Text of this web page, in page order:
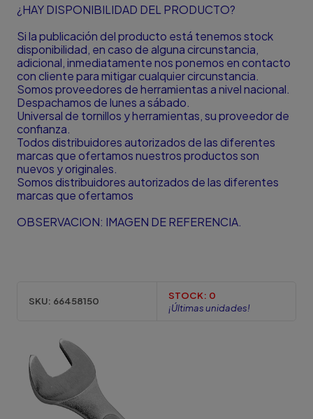
¿HAY DISPONIBILIDAD DEL PRODUCTO?
Si la publicación del producto está tenemos stock
disponibilidad, en caso de alguna circunstancia,
adicional, inmediatamente nos ponemos en contacto
con cliente para mitigar cualquier circunstancia.
Somos proveedores de herramientas a nivel nacional.
Despachamos de lunes a sábado.
Universal de tornillos y herramientas, su proveedor de
confianza.
Todos distribuidores autorizados de las diferentes
marcas que ofertamos nuestros productos son
nuevos y originales.
Somos distribuidores autorizados de las diferentes
marcas que ofertamos
OBSERVACION: IMAGEN DE REFERENCIA.
SKU: 66458150 STOCK: 0
¡Últimas unidades!